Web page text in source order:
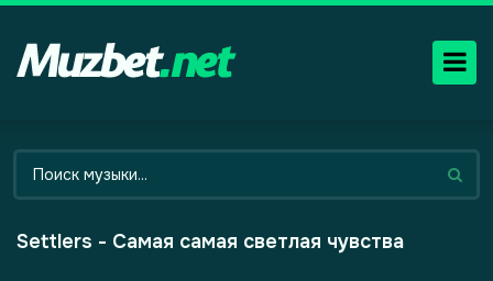
Settlers - Самая самая светлая чувства